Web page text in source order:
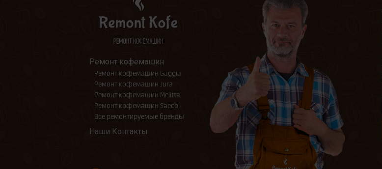
Ремонт кофемашин
Ремонт кофемашин Gaggia
Ремонт кофемашин Jura
Ремонт кофемашин Melitta
Ремонт кофемашин Saeco
Все ремонтируемые бренды
Наши Контакты